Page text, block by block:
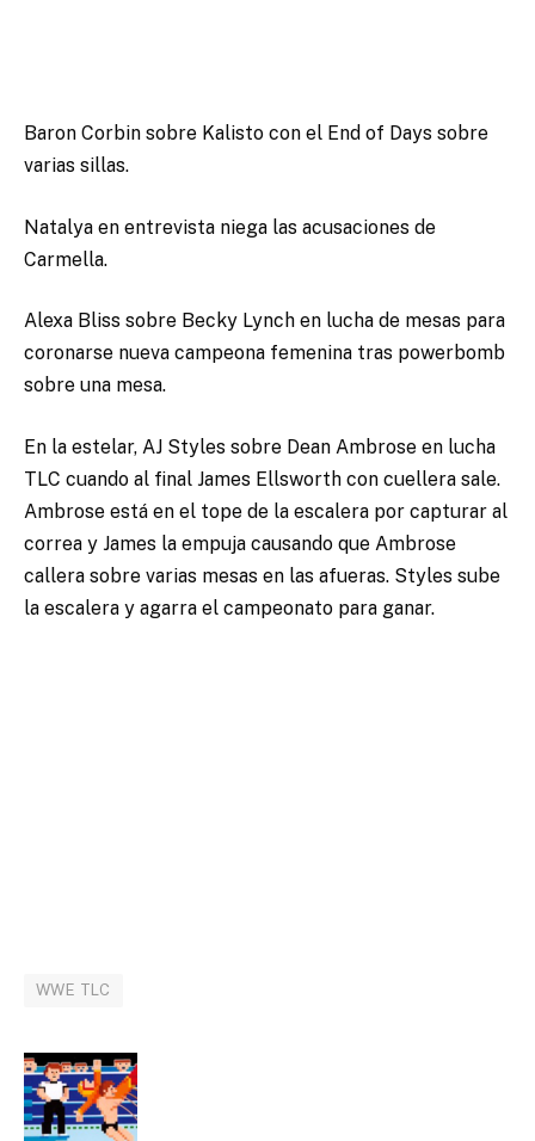
Baron Corbin sobre Kalisto con el End of Days sobre
varias sillas.
Natalya en entrevista niega las acusaciones de
Carmella.
Alexa Bliss sobre Becky Lynch en lucha de mesas para
coronarse nueva campeona femenina tras powerbomb
sobre una mesa.
En la estelar, AJ Styles sobre Dean Ambrose en lucha
TLC cuando al final James Ellsworth con cuellera sale.
Ambrose está en el tope de la escalera por capturar al
correa y James la empuja causando que Ambrose
callera sobre varias mesas en las afueras. Styles sube
la escalera y agarra el campeonato para ganar.
WWE TLC